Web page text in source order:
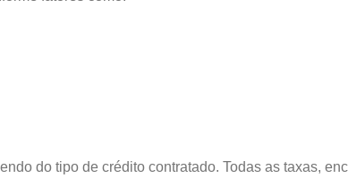
do tipo de crédito contratado. Todas as taxas,